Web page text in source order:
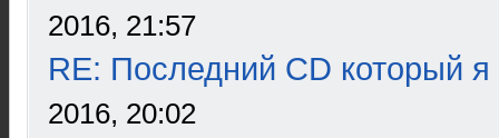
2016, 21:57
RE: Последний CD который я
2016, 20:02